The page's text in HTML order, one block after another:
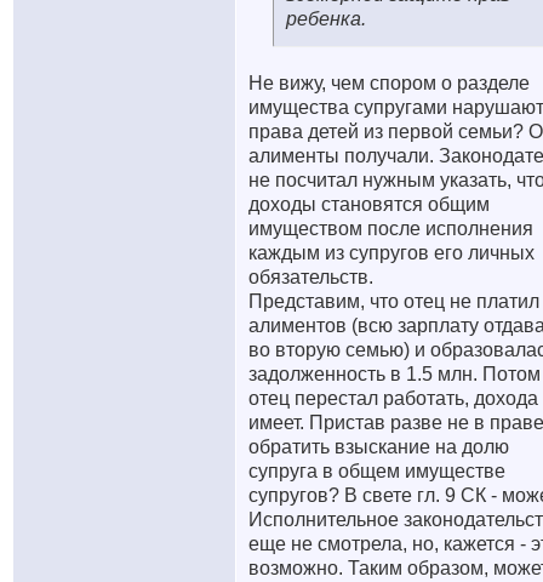
ребенка.
Не вижу, чем спором о разделе
имущества супругами
права детей из первой семьи?
алименты получали.
не посчитал нужным указать,
доходы становятся общим
имуществом после исполнения
каждым из супругов его личных
обязательств.
Представим, что отец не платил
алиментов (всю зарплату
во вторую семью) и
задолженность в 1.5 млн. Потом
отец перестал работать, дохода
имеет. Пристав разве не в праве
обратить взыскание на долю
супруга в общем имуществе
супругов? В свете гл. 9 СК -
Исполнительное
еще не смотрела, но, кажется -
возможно. Таким образом,